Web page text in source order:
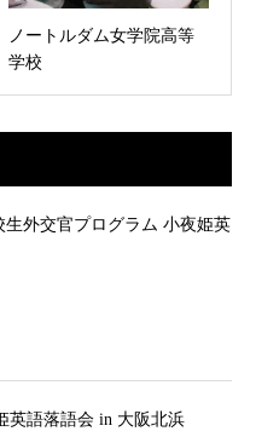
ノートルダム女学院高等
学校
生外交官プログラム 小夜姫英
英語落語会 in 大阪北浜